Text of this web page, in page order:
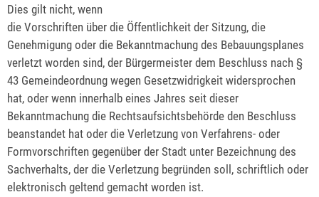
Dies gilt nicht, wenn
die Vorschriften über die Öffentlichkeit der Sitzung, die
Genehmigung oder die Bekanntmachung des Bebauungsplanes
verletzt worden sind, der Bürgermeister dem Beschluss nach §
43 Gemeindeordnung wegen Gesetzwidrigkeit widersprochen
hat, oder wenn innerhalb eines Jahres seit dieser
Bekanntmachung die Rechtsaufsichtsbehörde den Beschluss
beanstandet hat oder die Verletzung von Verfahrens- oder
Formvorschriften gegenüber der Stadt unter Bezeichnung des
Sachverhalts, der die Verletzung begründen soll, schriftlich oder
elektronisch geltend gemacht worden ist.